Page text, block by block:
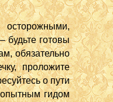
будьте готовы
обязательно
проложите
о пути
гидом